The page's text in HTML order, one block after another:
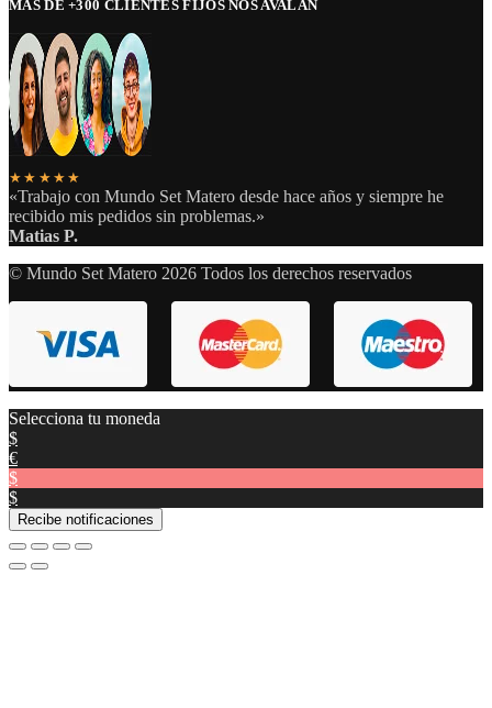
MAS DE +300 CLIENTES FIJOS NOS AVALAN
★★★★★
«Trabajo con Mundo Set Matero desde hace años y siempre he
recibido mis pedidos sin problemas.»
Matias P.
© Mundo Set Matero 2026 Todos los derechos reservados
Selecciona tu moneda
$
€
$
$
Recibe notificaciones